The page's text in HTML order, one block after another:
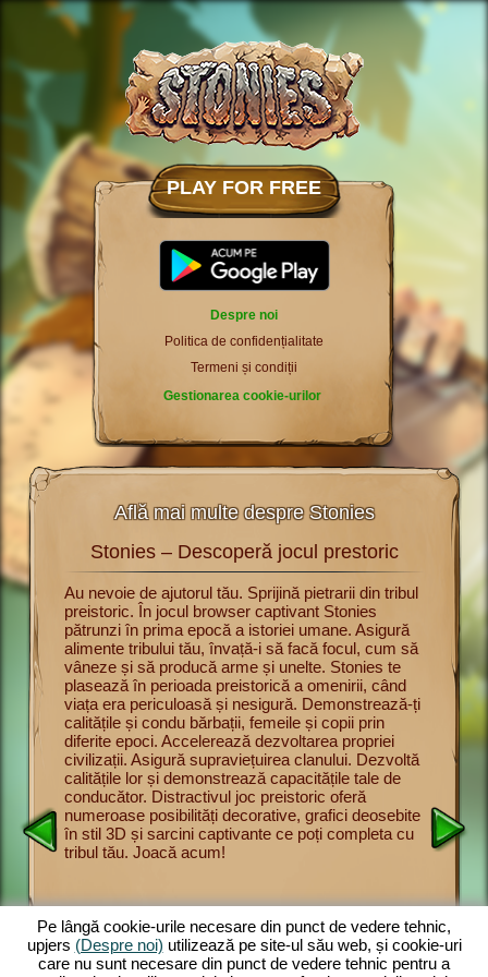
PLAY FOR FREE
Despre noi
Politica de confidențialitate
Termeni și condiții
Gestionarea cookie-urilor
Află mai multe despre Stonies
cu
dintre
cât
Stonies – Descoperă jocul prestoric
Au nevoie de ajutorul tău. Sprijină pietrarii din tribul
preistoric. În jocul browser captivant Stonies
pătrunzi în prima epocă a istoriei umane. Asigură
alimente tribului tău, învață-i să facă focul, cum să
vâneze și să producă arme și unelte. Stonies te
plasează în perioada preistorică a omenirii, când
viața era periculoasă și nesigură. Demonstrează-ți
calitățile și condu bărbații, femeile și copii prin
diferite epoci. Accelerează dezvoltarea propriei
civilizații. Asigură supraviețuirea clanului. Dezvoltă
calitățile lor și demonstrează capacitățile tale de
conducător. Distractivul joc preistoric oferă
numeroase posibilități decorative, grafici deosebite
în stil 3D și sarcini captivante ce poți completa cu
tribul tău. Joacă acum!
Acum
jocul
Înveți
și să
oferă
și
asigură
Pe lângă cookie-urile necesare din punct de vedere tehnic,
upjers (Despre noi) utilizează pe site-ul său web, și cookie-uri
care nu sunt necesare din punct de vedere tehnic pentru a